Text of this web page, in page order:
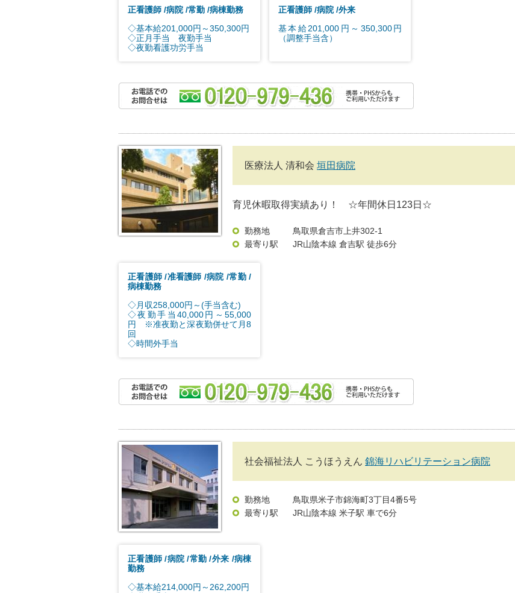
正看護師 病院 常勤 病棟勤務
◇基本給201,000円～350,300円
◇正月手当 夜勤手当
◇夜勤看護功労手当
正看護師 病院 外来
基本給201,000円～350,300円
（調整手当含）
医療法人 清和会 垣田病院
育児休暇取得実績あり！ ☆年間休日123日☆
勤務地
鳥取県倉吉市上井302-1
最寄り駅
JR山陰本線 倉吉駅 徒歩6分
正看護師 准看護師 病院 常勤
病棟勤務
◇月収258,000円～(手当含む)
◇夜勤手当40,000円～55,000
円 ※准夜勤と深夜勤併せて月8
回
◇時間外手当
社会福祉法人 こうほうえん 錦海リハビリテーション病院
勤務地
鳥取県米子市錦海町3丁目4番5号
最寄り駅
JR山陰本線 米子駅 車で6分
正看護師 病院 常勤 外来 病棟
勤務
◇基本給214,000円～262,200円